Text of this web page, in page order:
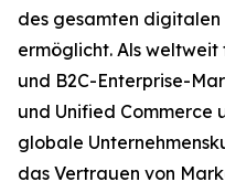
des gesamten digitalen
ermöglicht. Als
und B2C-Enterprise-
und Unified Commerce
globale
das Vertrauen von